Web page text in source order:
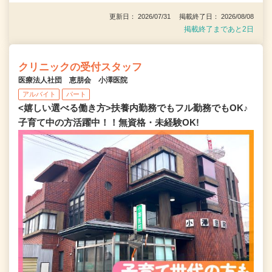
更新日： 2026/07/31 掲載終了日： 2026/08/08
掲載終了まであと2日
クリニックの受付スタッフ
医療法人社団 恵朋会 小澤医院
アルバイト パート
<嬉しい選べる働き方>扶養内勤務でもフル勤務でもOK♪
子育て中の方活躍中！！無資格・未経験OK!